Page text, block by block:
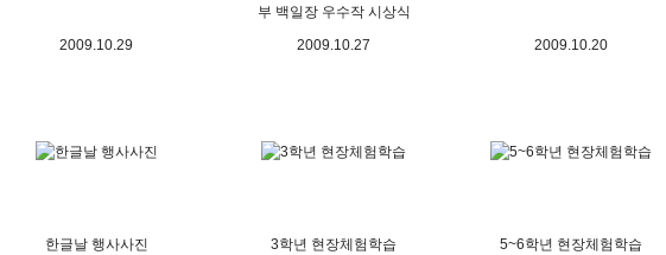
2009.10.29
부 백일장 우수작 시상식
2009.10.27
2009.10.20
한글날 행사사진 3학년 현장체험학습 5~6학년 현장체험학습